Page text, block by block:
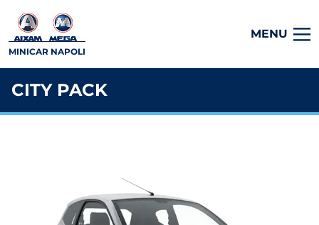
MINICAR NAPOLI
MENU
CITY PACK